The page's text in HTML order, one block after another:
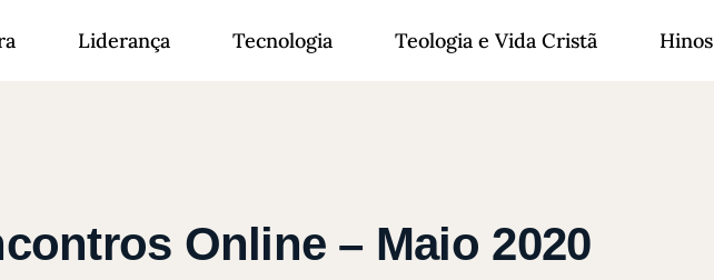
Liderança Tecnologia Teologia e Vida Cristã Hinos
Online – Maio 2020